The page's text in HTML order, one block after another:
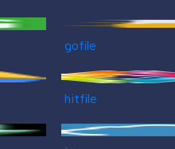
gofile
hitfile